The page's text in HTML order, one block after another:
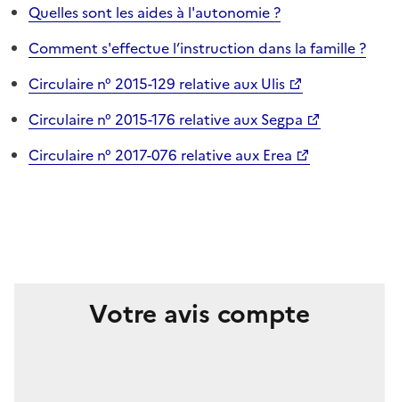
Quelles sont les aides à l'autonomie ?
Comment s'effectue l’instruction dans la famille ?
Circulaire n° 2015-129 relative aux Ulis
Circulaire n° 2015-176 relative aux Segpa
Circulaire n° 2017-076 relative aux Erea
Votre avis compte